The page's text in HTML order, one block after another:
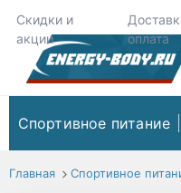
Скидки и
акции
оплата
Спортивное питание
Главная Спортивное